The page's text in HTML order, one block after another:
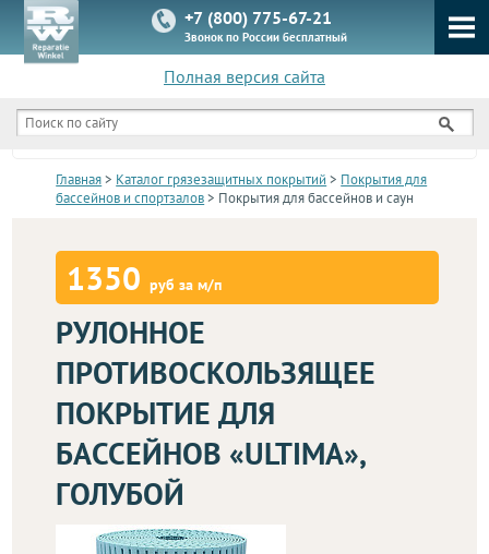
+7 (800) 775-67-21
Звонок по России бесплатный
Полная версия сайта
КАТАЛОГ
Главная> Каталог грязезащитных покрытий > Покрытия для
бассейнов и спортзалов> Покрытия для бассейнов и саун
1350руб за м/п
РУЛОННОЕ
ПРОТИВОСКОЛЬЗЯЩЕЕ
ПОКРЫТИЕ ДЛЯ
БАССЕЙНОВ «ULTIMA»,
ГОЛУБОЙ